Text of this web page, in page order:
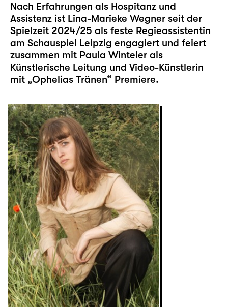
Nach Erfahrungen als Hospitanz und
Assistenz ist Lina-Marieke Wegner seit der
Spielzeit 2024/25 als feste Regieassistentin
am Schauspiel Leipzig engagiert und feiert
zusammen mit Paula Winteler als
Künstlerische Leitung und Video-Künstlerin
mit „Ophelias Tränen“ Premiere.